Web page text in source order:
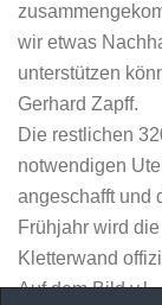
wir etwas
unterstützen
Gerhard Zapff.
Die restlichen
notwendigen
angeschafft und
Frühjahr wird die
Kletterwand
Auf dem Bild v.l.